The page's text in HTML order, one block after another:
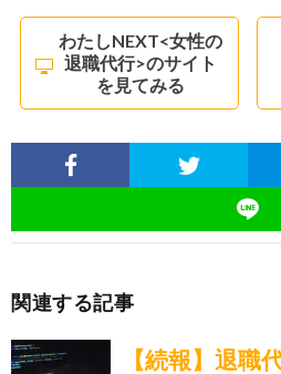
わたしNEXT<女性の
退職代行>のサイト
を見てみる
関連する記事
【続報】退職